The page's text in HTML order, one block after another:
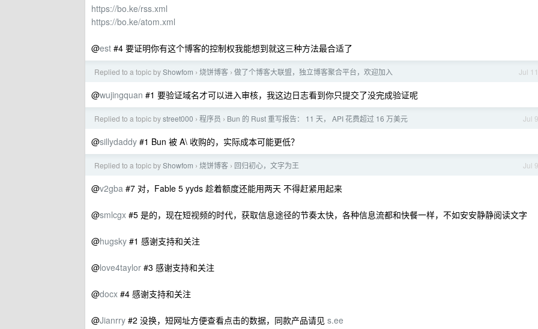
https://bo.ke/rss.xml
https://bo.ke/atom.xml
@est #4 要证明你有这个博客的控制权我能想到就这三种方法最合适了
Jul 11
Replied to a topic byShowfom › 烧饼博客 › 做了个博客大联盟，独立博客聚合平台，欢迎加入
@wujingquan #1 要验证域名才可以进入审核，我这边日志看到你只提交了没完成验证呢
Jul 9
Replied to a topic bystreet000 › 程序员 › Bun 的 Rust 重写报告： 11 天， API 花费超过 16 万美元
@sillydaddy #1 Bun 被 A\ 收购的，实际成本可能更低？
Jul 9
Replied to a topic byShowfom › 烧饼博客 › 回归初心，文字为王
@v2gba #7 对，Fable 5 yyds 趁着额度还能用两天 不得赶紧用起来
@smlcgx #5 是的，现在短视频的时代，获取信息途径的节奏太快，各种信息流都和快餐一样，不如安安静静阅读文字
@hugsky #1 感谢支持和关注
@love4taylor #3 感谢支持和关注
@docx #4 感谢支持和关注
@Jianrry #2 没换，短网址方便查看点击的数据，同款产品请见 s.ee